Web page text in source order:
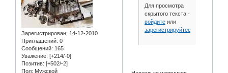
Зарегистрирован: 14-12-2010
Приглашений: 0
Сообщений: 165
Уважение: [+214/-0]
Позитив: [+502/-2]
Пол: Мужской
Для просмотра
скрытого текста -
войдитеили
зарегистрируйтесь